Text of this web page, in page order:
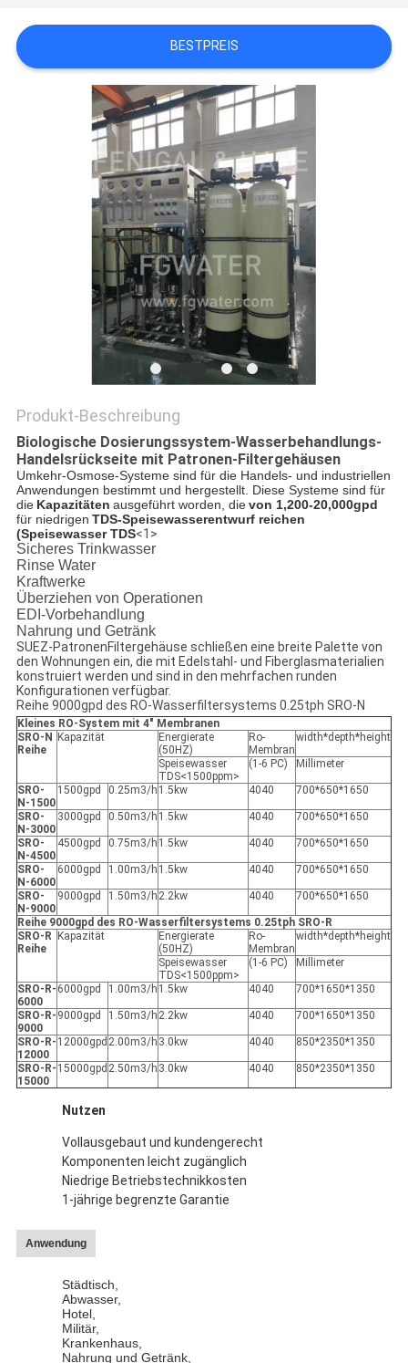
FORDERN
SIE EIN
SITEMAP
PRIVACY
BESTPREIS
Produkt-Beschreibung
Biologische Dosierungssystem-Wasserbehandlungs-
Handelsrückseite mit Patronen-Filtergehäusen
Umkehr-Osmose-Systeme sind für die Handels- und industriellen
Anwendungen bestimmt und hergestellt. Diese Systeme sind für
die Kapazitäten ausgeführt worden, dievon 1,200-20,000gpd
für niedrigen TDS-Speisewasserentwurf reichen
(Speisewasser TDS<1>
Sicheres Trinkwasser
Rinse Water
Kraftwerke
Überziehen von Operationen
EDI-Vorbehandlung
Nahrung und Getränk
SUEZ-PatronenFiltergehäuse schließen eine breite Palette von
den Wohnungen ein, die mit Edelstahl- und Fiberglasmaterialien
konstruiert werden und sind in den mehrfachen runden
Konfigurationen verfügbar.
Reihe 9000gpd des RO-Wasserfiltersystems 0.25tph SRO-N
Kleines RO-System mit 4" Membranen
SRO-N
Reihe
Kapazität
Energierate
(50HZ)
Ro-
Membran
width*depth*height
Speisewasser
TDS<1500ppm>
(1-6 PC) Millimeter
SRO-
N-1500
1500gpd 0.25m3/h 1.5kw 4040 700*650*1650
SRO-
N-3000
3000gpd 0.50m3/h 1.5kw 4040 700*650*1650
SRO-
N-4500
4500gpd 0.75m3/h 1.5kw 4040 700*650*1650
SRO-
N-6000
6000gpd 1.00m3/h 1.5kw 4040 700*650*1650
SRO-
N-9000
9000gpd 1.50m3/h 2.2kw 4040 700*650*1650
Reihe 9000gpd des RO-Wasserfiltersystems 0.25tph SRO-R
SRO-R
Reihe
Kapazität
Energierate
(50HZ)
Ro-
Membran
width*depth*height
Speisewasser
TDS<1500ppm>
(1-6 PC) Millimeter
SRO-R-
6000
6000gpd 1.00m3/h 1.5kw 4040 700*1650*1350
SRO-R-
9000
9000gpd 1.50m3/h 2.2kw 4040 700*1650*1350
SRO-R-
12000
12000gpd 2.00m3/h 3.0kw 4040 850*2350*1350
SRO-R-
15000
15000gpd 2.50m3/h 3.0kw 4040 850*2350*1350
Nutzen
Vollausgebaut und kundengerecht
Komponenten leicht zugänglich
Niedrige Betriebstechnikkosten
1-jährige begrenzte Garantie
Anwendung
Städtisch,
Abwasser,
Hotel,
Militär,
Krankenhaus,
Nahrung und Getränk,